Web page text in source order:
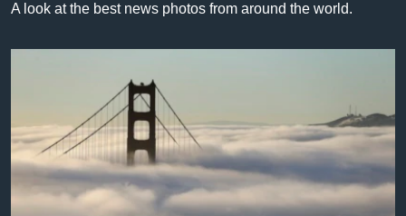
ՖԻԼՄԵՐ
ՄԵՐ ՄԱՍԻՆ
ԿԱՊ ՄԵԶ ՀԵՏ
Learning English
ՀԵՏԵՒԵՔ ՄԵԶ
A look at the best news photos from around the world.